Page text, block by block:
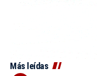
Más leídas